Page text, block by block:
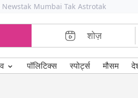
Newstak Mumbai Tak Astrotak
शोज़
⌄ पॉलिटिक्स स्पोर्ट्स मौसम